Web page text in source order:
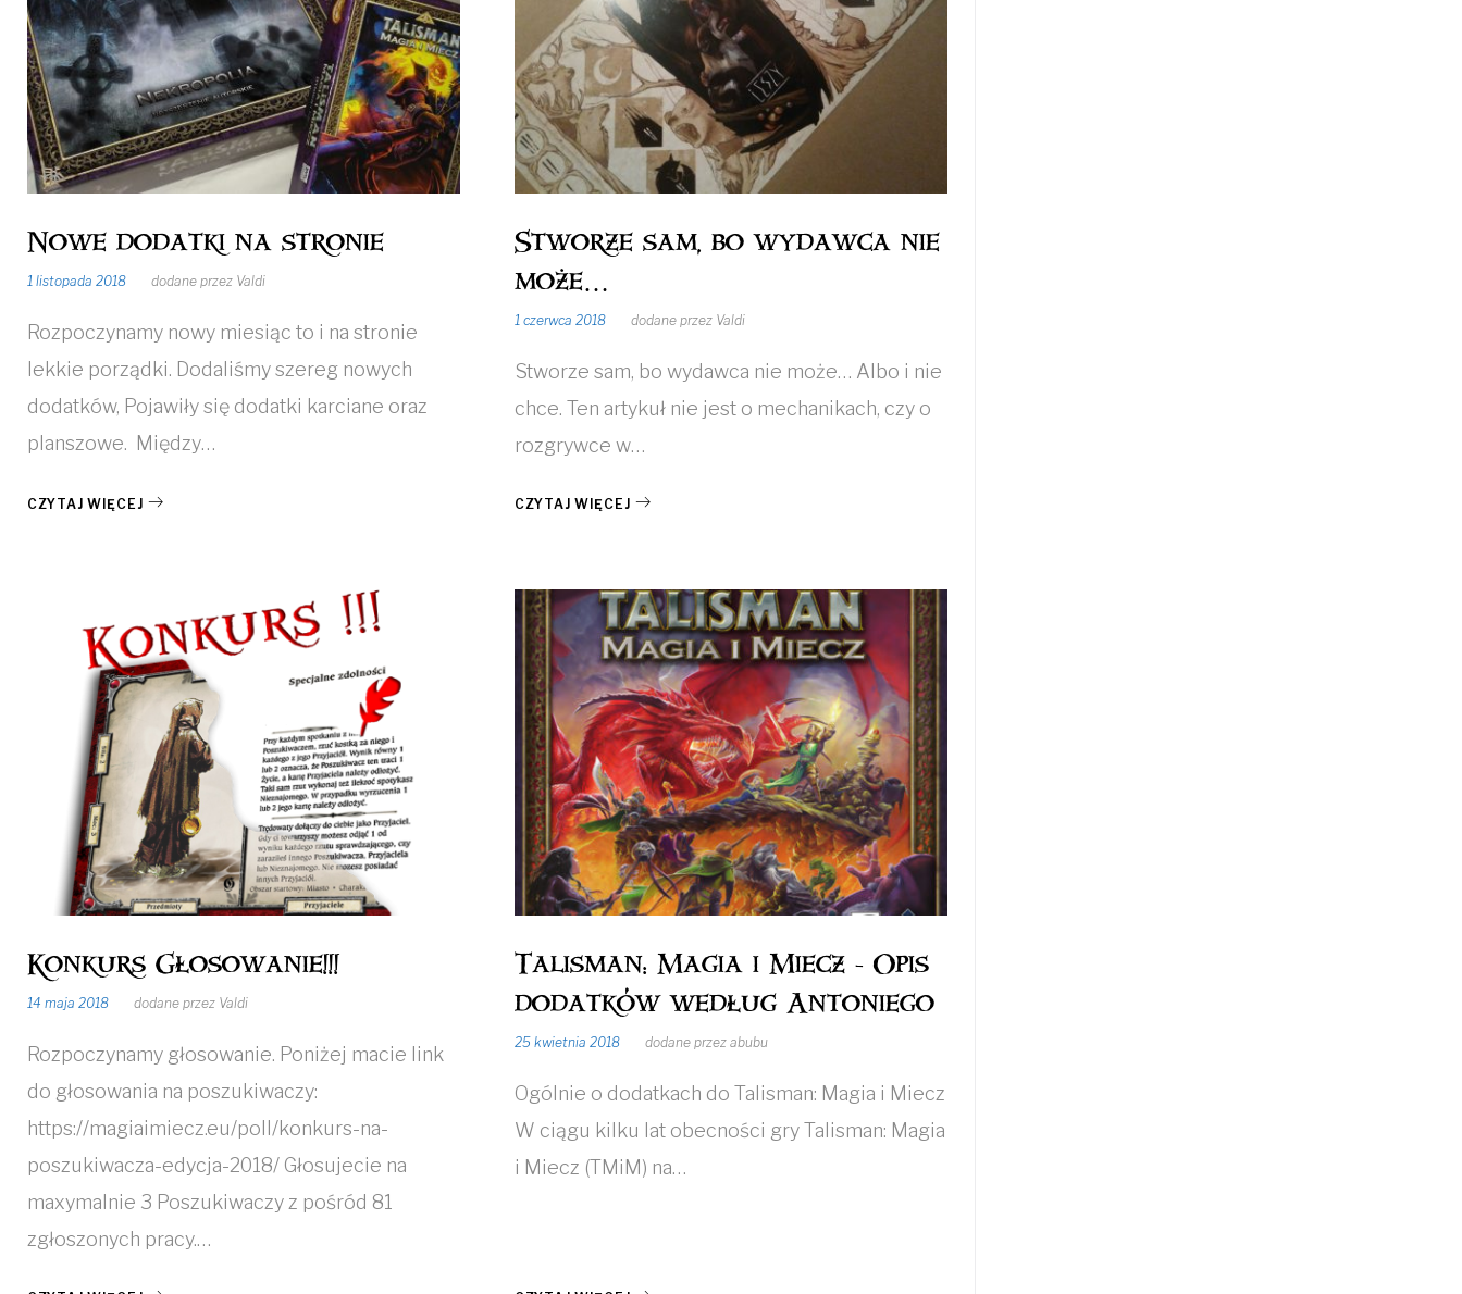
Nowe dodatki na stronie
1 listopada 2018 dodane przez Valdi
Rozpoczynamy nowy miesiąc to i na stronie
lekkie porządki. Dodaliśmy szereg nowych
dodatków, Pojawiły się dodatki karciane oraz
planszowe. Między…
CZYTAJ WIĘCEJ
Stworze sam, bo wydawca nie
może…
1 czerwca 2018 dodane przez Valdi
Stworze sam, bo wydawca nie może… Albo i nie
chce. Ten artykuł nie jest o mechanikach, czy o
rozgrywce w…
CZYTAJ WIĘCEJ
Konkurs Głosowanie!!!
14 maja 2018 dodane przez Valdi
Rozpoczynamy głosowanie. Poniżej macie link
do głosowania na poszukiwaczy:
https://magiaimiecz.eu/poll/konkurs-na-
poszukiwacza-edycja-2018/ Głosujecie na
maxymalnie 3 Poszukiwaczy z pośród 81
zgłoszonych pracy.…
Talisman: Magia i Miecz - Opis
dodatków według Antoniego
25 kwietnia 2018 dodane przez abubu
Ogólnie o dodatkach do Talisman: Magia i Miecz
W ciągu kilku lat obecności gry Talisman: Magia
i Miecz (TMiM) na…